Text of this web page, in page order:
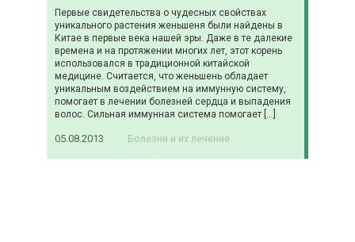
Первые свидетельства о чудесных свойствах
уникального растения женьшеня были найдены в
Китае в первые века нашей эры. Даже в те далекие
времена и на протяжении многих лет, этот корень
использовался в традиционной китайской
медицине. Считается, что женьшень обладает
уникальным воздействием на иммунную систему,
помогает в лечении болезней сердца и выпадения
волос. Сильная иммунная система помогает […]
05.08.2013 Болезни и их лечение